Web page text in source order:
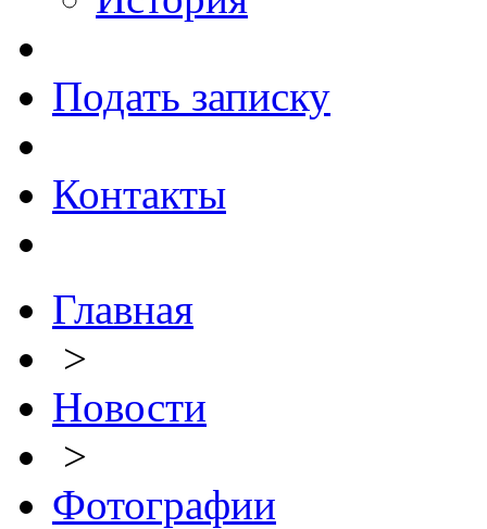
Подать записку
Контакты
Главная
>
Новости
>
Фотографии